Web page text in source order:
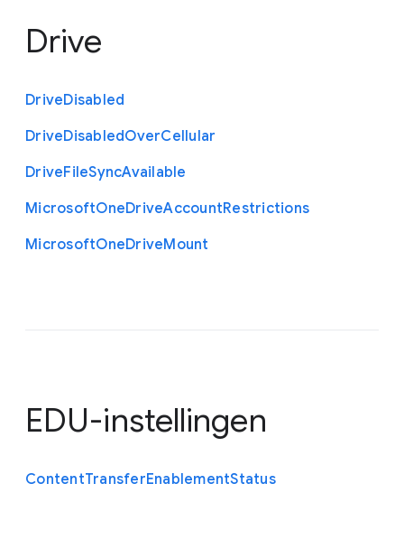
Drive
DriveDisabled
DriveDisabledOverCellular
DriveFileSyncAvailable
MicrosoftOneDriveAccountRestrictions
MicrosoftOneDriveMount
EDU-instellingen
ContentTransferEnablementStatus